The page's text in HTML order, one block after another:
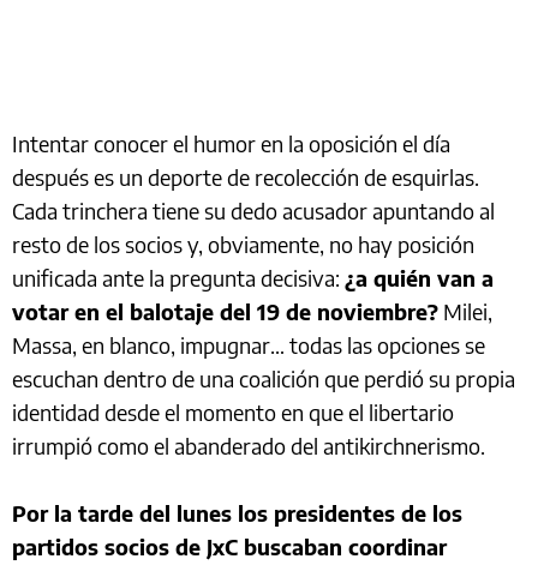
Intentar conocer el humor en la oposición el día
después es un deporte de recolección de esquirlas.
Cada trinchera tiene su dedo acusador apuntando al
resto de los socios y, obviamente, no hay posición
unificada ante la pregunta decisiva: ¿a quién van a
votar en el balotaje del 19 de noviembre? Milei,
Massa, en blanco, impugnar… todas las opciones se
escuchan dentro de una coalición que perdió su propia
identidad desde el momento en que el libertario
irrumpió como el abanderado del antikirchnerismo.
Por la tarde del lunes los presidentes de los
partidos socios de JxC buscaban coordinar